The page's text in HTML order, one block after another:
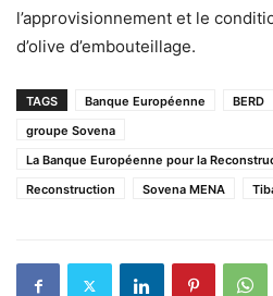
l’approvisionnement et le
d’olive d’embouteillage.
TAGS Banque Européenne BERD
groupe Sovena
La Banque Européenne pour la
Reconstruction
Sovena MENA